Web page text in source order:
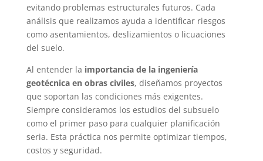
evitando problemas estructurales futuros. Cada
análisis que realizamos ayuda a identificar riesgos
como asentamientos, deslizamientos o licuaciones
del suelo.
Al entender la importancia de la ingeniería
geotécnica en obras civiles, diseñamos proyectos
que soportan las condiciones más exigentes.
Siempre consideramos los estudios del subsuelo
como el primer paso para cualquier planificación
seria. Esta práctica nos permite optimizar tiempos,
costos y seguridad.